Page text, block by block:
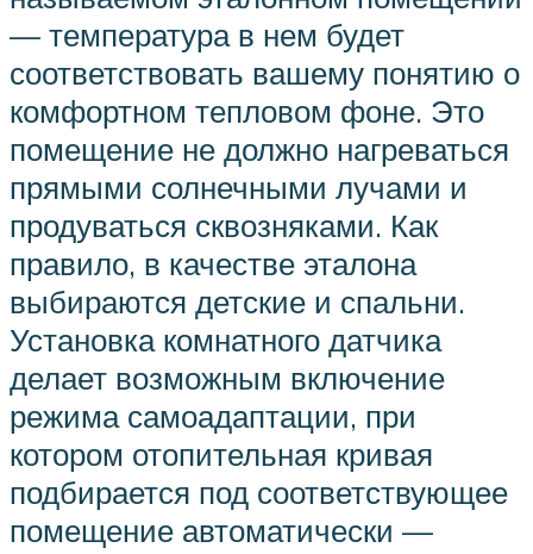
— температура в нем будет
соответствовать вашему понятию о
комфортном тепловом фоне. Это
помещение не должно нагреваться
прямыми солнечными лучами и
продуваться сквозняками. Как
правило, в качестве эталона
выбираются детские и спальни.
Установка комнатного датчика
делает возможным включение
режима самоадаптации, при
котором отопительная кривая
подбирается под соответствующее
помещение автоматически —